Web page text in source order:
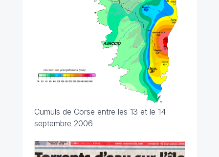
Cumuls de Corse entre les 13 et le 14
septembre 2006